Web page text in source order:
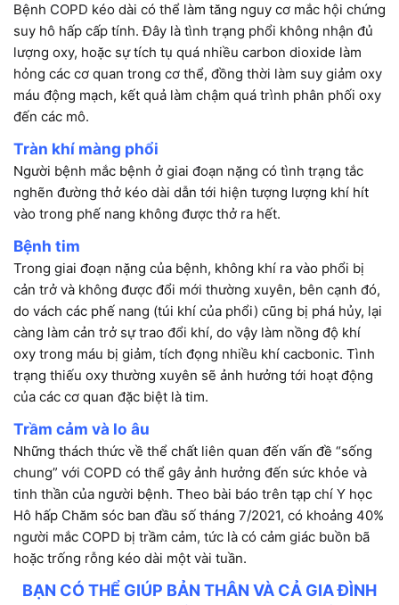
Bệnh COPD kéo dài có thể làm tăng nguy cơ mắc hội chứng
suy hô hấp cấp tính. Đây là tình trạng phổi không nhận đủ
lượng oxy, hoặc sự tích tụ quá nhiều carbon dioxide làm
hỏng các cơ quan trong cơ thể, đồng thời làm suy giảm oxy
máu động mạch, kết quả làm chậm quá trình phân phối oxy
đến các mô.
Tràn khí màng phổi
Người bệnh mắc bệnh ở giai đoạn nặng có tình trạng tắc
nghẽn đường thở kéo dài dẫn tới hiện tượng lượng khí hít
vào trong phế nang không được thở ra hết.
Bệnh tim
Trong giai đoạn nặng của bệnh, không khí ra vào phổi bị
cản trở và không được đổi mới thường xuyên, bên cạnh đó,
do vách các phế nang (túi khí của phổi) cũng bị phá hủy, lại
càng làm cản trở sự trao đổi khí, do vậy làm nồng độ khí
oxy trong máu bị giảm, tích đọng nhiều khí cacbonic. Tình
trạng thiếu oxy thường xuyên sẽ ảnh hưởng tới hoạt động
của các cơ quan đặc biệt là tim.
Trầm cảm và lo âu
Những thách thức về thể chất liên quan đến vấn đề “sống
chung” với COPD có thể gây ảnh hưởng đến sức khỏe và
tinh thần của người bệnh. Theo bài báo trên tạp chí Y học
Hô hấp Chăm sóc ban đầu số tháng 7/2021, có khoảng 40%
người mắc COPD bị trầm cảm, tức là có cảm giác buồn bã
hoặc trống rỗng kéo dài một vài tuần.
BẠN CÓ THỂ GIÚP BẢN THÂN VÀ CẢ GIA ĐÌNH